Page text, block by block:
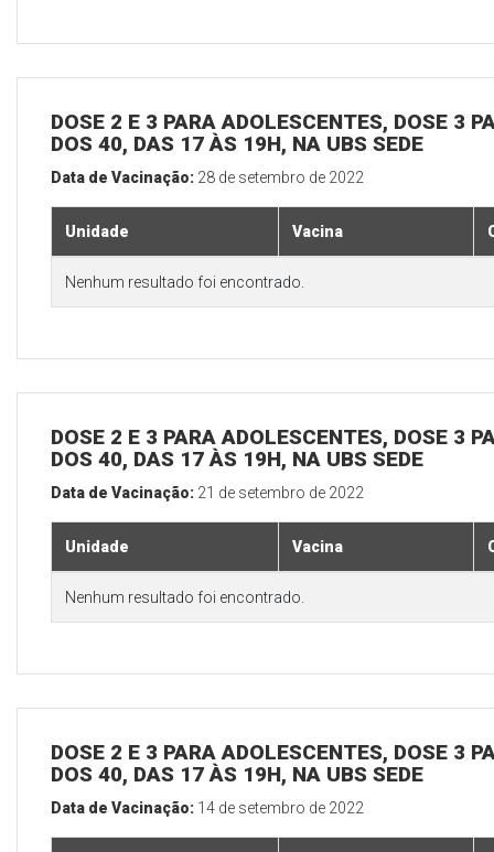
DOSE 2 E 3 PARA ADOLESCENTES, DOSE 3
DOS 40, DAS 17 ÀS 19H, NA UBS SEDE
Data de Vacinação: 28 de setembro de 2022
Unidade Vacina
Nenhum resultado foi encontrado.
DOSE 2 E 3 PARA ADOLESCENTES, DOSE 3
DOS 40, DAS 17 ÀS 19H, NA UBS SEDE
Data de Vacinação: 21 de setembro de 2022
Unidade Vacina
Nenhum resultado foi encontrado.
DOSE 2 E 3 PARA ADOLESCENTES, DOSE 3
DOS 40, DAS 17 ÀS 19H, NA UBS SEDE
Data de Vacinação: 14 de setembro de 2022